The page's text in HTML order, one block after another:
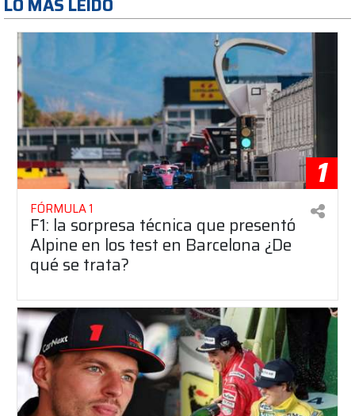
1
FÓRMULA 1
F1: la sorpresa técnica que presentó
Alpine en los test en Barcelona ¿De
qué se trata?